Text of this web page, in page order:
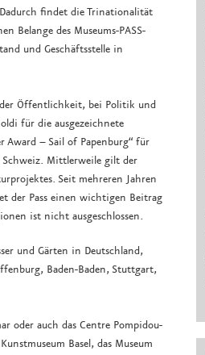
findet die Trinationalität
Belange des Museums-PASS-
und Geschäftsstelle in
Öffentlichkeit, bei Politik und
für die ausgezeichnete
Award – Sail of Papenburg“ für
Schweiz. Mittlerweile gilt der
Seit mehreren Jahren
der Pass einen wichtigen Beitrag
ist nicht ausgeschlossen.
und Gärten in Deutschland,
Baden-Baden, Stuttgart,
oder auch das Centre Pompidou-
Basel, das Museum